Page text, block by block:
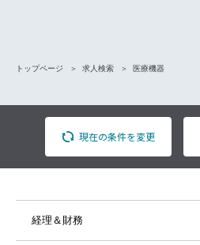
トップページ 求人検索 医療機器
現在の条件を変更
経理＆財務